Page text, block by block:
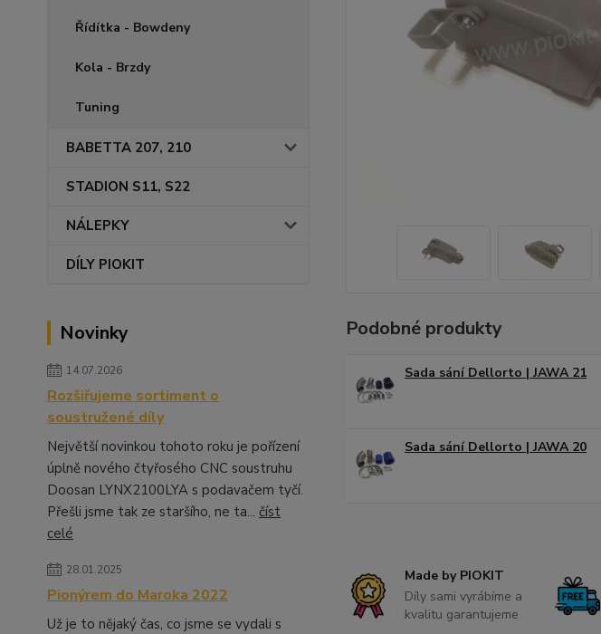
Řídítka - Bowdeny
Kola - Brzdy
Tuning
BABETTA 207, 210
STADION S11, S22
NÁLEPKY
DÍLY PIOKIT
Novinky
14.07.2026
Rozšiřujeme sortiment o
soustružené díly
Největší novinkou tohoto roku je pořízení
úplně nového čtyřosého CNC soustruhu
Doosan LYNX2100LYA s podavačem tyčí.
Přešli jsme tak ze staršího, ne ta... číst
celé
28.01.2025
Pionýrem do Maroka 2022
Už je to nějaký čas, co jsme se vydali s
Podobné produkty
Sada sání Dellorto | JAWA 21
Sada sání Dellorto | JAWA 20
Made by PIOKIT
Díly sami vyrábíme a
kvalitu garantujeme